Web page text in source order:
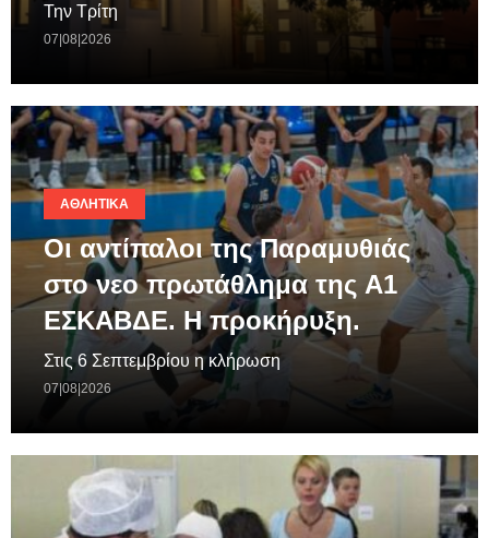
Την Τρίτη
07|08|2026
ΑΘΛΗΤΙΚΆ
Οι αντίπαλοι της Παραμυθιάς
στο νεο πρωτάθλημα της A1
ΕΣΚΑΒΔΕ. Η προκήρυξη.
Στις 6 Σεπτεμβρίου η κλήρωση
07|08|2026